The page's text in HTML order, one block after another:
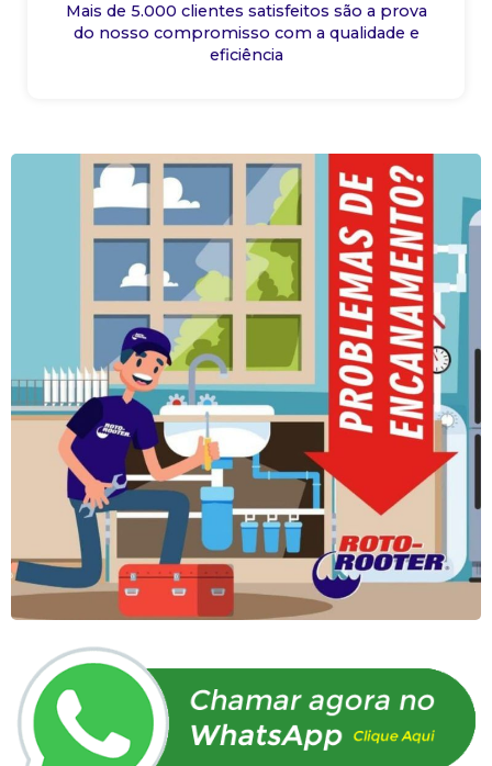
Mais de 5.000 clientes satisfeitos são a prova
do nosso compromisso com a qualidade e
eficiência